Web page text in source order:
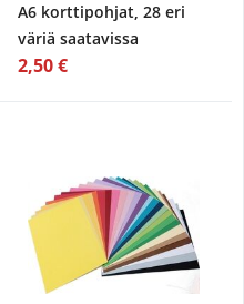
A6 korttipohjat, 28 eri
väriä saatavissa
2,50 €